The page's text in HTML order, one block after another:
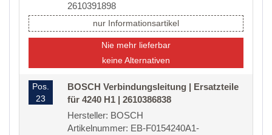
2610391898
nur Informationsartikel
Nie mehr lieferbar
keine Alternativen
Pos.
23
BOSCH Verbindungsleitung | Ersatzteile
für 4240 H1 | 2610386838
Hersteller: BOSCH
Artikelnummer: EB-F0154240A1-